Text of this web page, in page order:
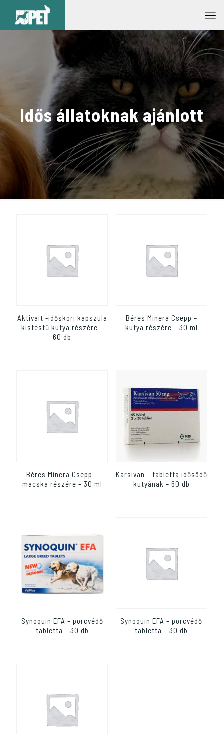
Idős állatoknak ajánlott
Aktivait -időskori kapszula
kistestű kutya részére –
60 db
Béres Minera Csepp –
kutya részére – 30 ml
Béres Minera Csepp –
macska részére – 30 ml
Karsivan – tabletta idősödő
kutyának – 60 db
Synoquin EFA – porcvédő
tabletta – 30 db
Synoquin EFA – porcvédő
tabletta – 30 db